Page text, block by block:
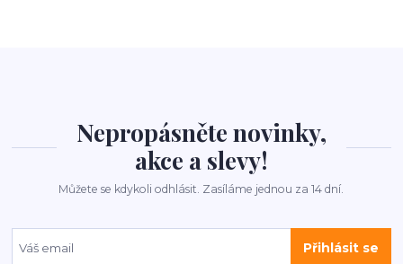
Nepropásněte novinky,
akce a slevy!
Můžete se kdykoli odhlásit. Zasíláme jednou za 14 dní.
Přihlásit se